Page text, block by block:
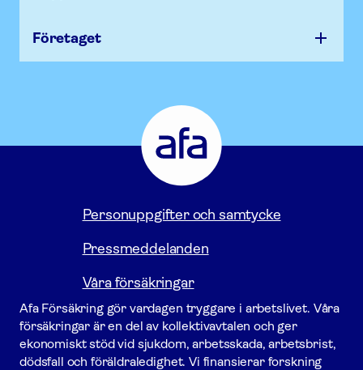
Företaget
Afa Försäkring - Gå till startsidan
Personuppgifter och samtycke
Pressmeddelanden
Våra försäkringar
Afa För­säkring gör vardagen tryggare i arbetslivet. Våra
för­säkring­ar är en del av kollektivavtalen och ger
ekonomiskt stöd vid sjukdom, arbetsskada, arbetsbrist,
dödsfall och föräldraledighet. Vi finansierar forskning